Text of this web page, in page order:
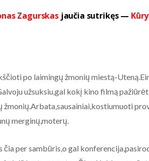
Zagurskasjaučia sutrikęs —
po laimingų žmonių miestą-
užsuksiu,gal kokį kino filmą
žmonių.Arbata,sausainiai,kostiumuoti
merginų,moterų.
čia per sambūris,o gal